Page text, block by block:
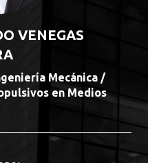
VENEGAS
Mecánica /
en Medios